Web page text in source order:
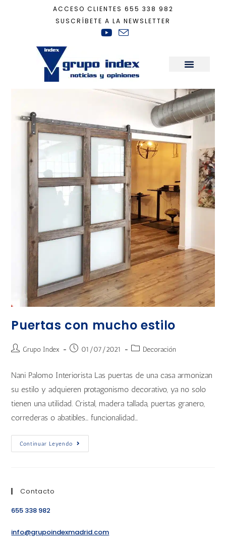
ACCESO CLIENTES 655 338 982
SUSCRÍBETE A LA NEWSLETTER
Puertas
Puertas con mucho estilo
Grupo Index 01/07/2021 Decoración
Nani Palomo Interiorista Las puertas de una casa armonizan
su estilo y adquieren protagonismo decorativo, ya no solo
tienen una utilidad. Cristal, madera tallada, puertas granero,
correderas o abatibles… funcionalidad…
Continuar Leyendo
Contacto
655 338 982
info@grupoindexmadrid.com